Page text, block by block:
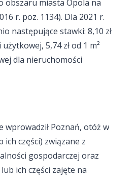
obszaru miasta Opola na
r. poz. 1134). Dla 2021 r.
następujące stawki: 8,10 zł
5,74 zł od 1 m²
dla nieruchomości
wprowadził Poznań, otóż w
ich części) związane z
gospodarczej oraz
ich części zajęte na